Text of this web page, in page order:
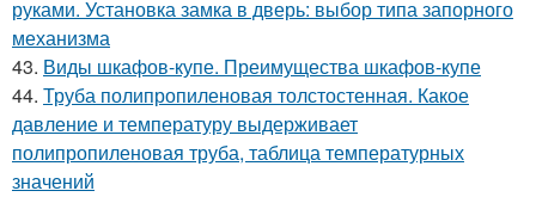
руками. Установка замка в дверь: выбор типа запорного
механизма
43. Виды шкафов-купе. Преимущества шкафов-купе
44. Труба полипропиленовая толстостенная. Какое
давление и температуру выдерживает
полипропиленовая труба, таблица температурных
значений